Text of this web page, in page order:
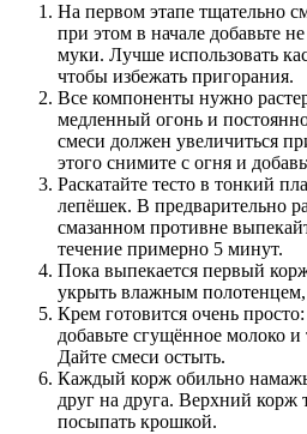
На первом этапе тщательно
при этом в начале добавьте
муки. Лучше использовать
чтобы избежать пригорания.
Все компоненты нужно
медленный огонь и
смеси должен увеличиться
этого снимите с огня и
Раскатайте тесто в тонкий
лепёшек. В предварительно
смазанном противне
течение примерно 5 минут.
Пока выпекается первый
укрыть влажным
Крем готовится очень
добавьте сгущённое молоко
Дайте смеси остыть.
Каждый корж обильно
друг на друга. Верхний корж
посыпать крошкой.